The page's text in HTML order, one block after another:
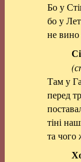
Бо у
бо у
не вино
Там у
перед
тіні
та чого